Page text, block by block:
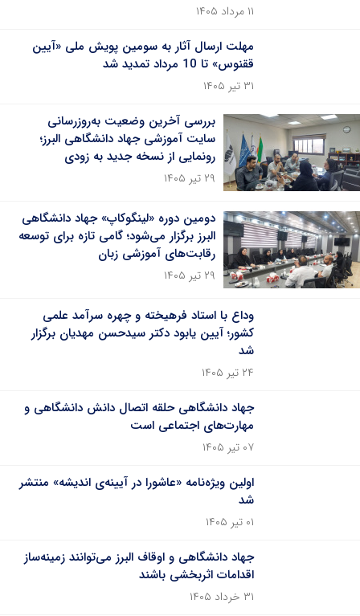
۱۱ مرداد ۱۴۰۵
مهلت ارسال آثار به سومین پویش ملی «آیین
ققنوس» تا 10 مرداد تمدید شد
۳۱ تیر ۱۴۰۵
بررسی آخرین وضعیت به‌روزرسانی
سایت آموزشی جهاد دانشگاهی البرز؛
رونمایی از نسخه جدید به زودی
۲۹ تیر ۱۴۰۵
دومین دوره «لینگوکاپ» جهاد دانشگاهی
البرز برگزار می‌شود؛ گامی تازه برای توسعه
رقابت‌های آموزشی زبان
۲۹ تیر ۱۴۰۵
وداع با استاد فرهیخته و چهره سرآمد علمی
کشور؛ آیین یابود دکتر سیدحسن مهدیان برگزار
شد
۲۴ تیر ۱۴۰۵
جهاد دانشگاهی حلقه اتصال دانش دانشگاهی و
مهارت‌های اجتماعی است
۰۷ تیر ۱۴۰۵
اولین ویژه‌نامه‌ «عاشورا در آیینه‌‌ی اندیشه» منتشر
شد
۰۱ تیر ۱۴۰۵
جهاد دانشگاهی و اوقاف البرز می‌توانند زمینه‌ساز
اقدامات اثربخشی باشند
۳۱ خرداد ۱۴۰۵